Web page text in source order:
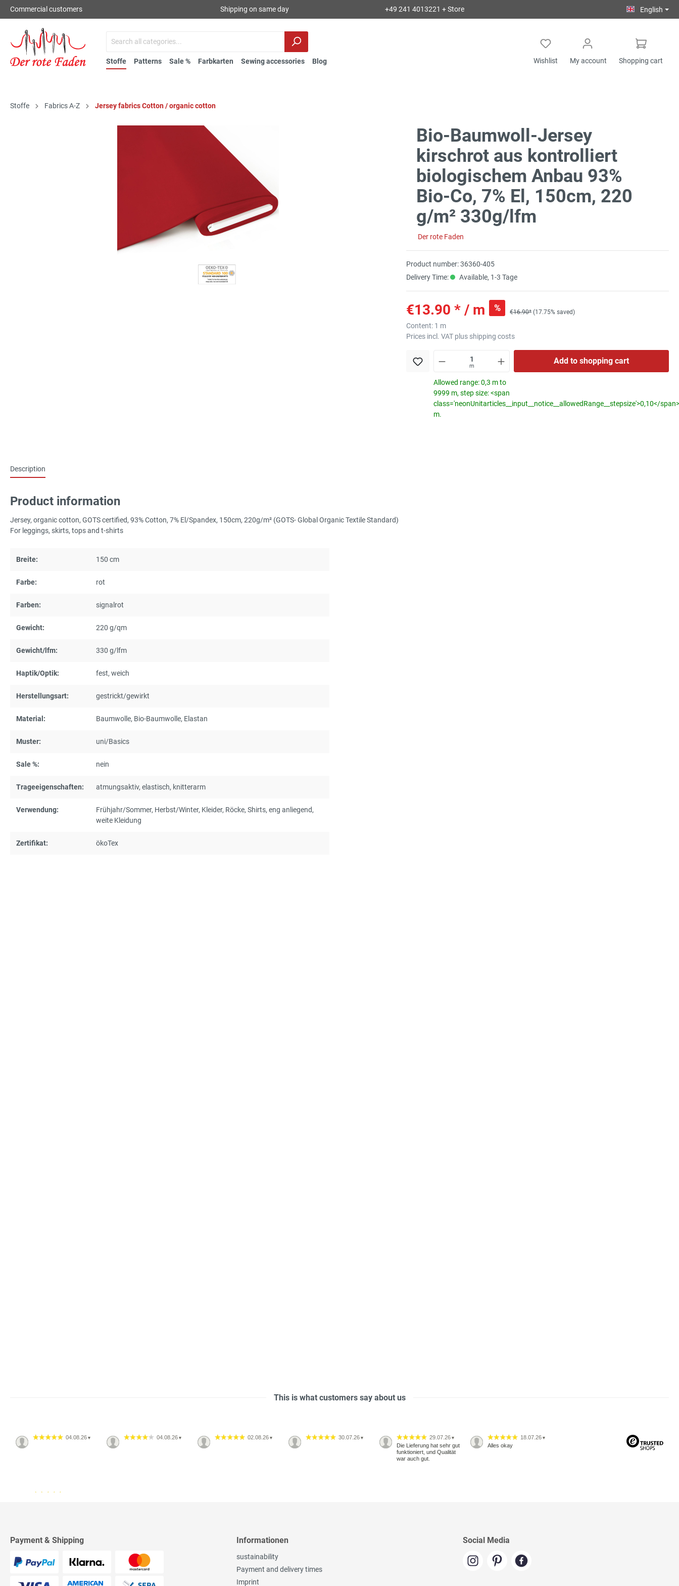
Commercial customers Shipping on same day +49 241 4013221 + Store English
Stoffe Patterns Sale % Farbkarten Sewing accessories Blog Wishlist My account Shopping cart
Stoffe Fabrics A-Z Jersey fabrics Cotton / organic cotton
Bio-Baumwoll-Jersey
kirschrot aus kontrolliert
biologischem Anbau 93%
Bio-Co, 7% El, 150cm, 220
g/m² 330g/lfm
Der rote Faden
Product number:36360-405
Delivery Time:
Available, 1-3 Tage
€13.90 * / m % €16.90* (17.75% saved)
Content: 1 m
Prices incl. VAT plus shipping costs
m
Add to shopping cart
Allowed range: 0,3 m to
9999 m, step size: <span
class='neonUnitarticles__input__notice__allowedRange__stepsize'>0,10</span>
m.
Description
Product information
Jersey, organic cotton, GOTS certified, 93% Cotton, 7% El/Spandex, 150cm, 220g/m² (GOTS- Global Organic Textile Standard)
For leggings, skirts, tops and t-shirts
Breite: 150 cm
Farbe: rot
Farben: signalrot
Gewicht: 220 g/qm
Gewicht/lfm: 330 g/lfm
Haptik/Optik: fest, weich
Herstellungsart: gestrickt/gewirkt
Material: Baumwolle, Bio-Baumwolle, Elastan
Muster: uni/Basics
Sale %: nein
Trageeigenschaften: atmungsaktiv, elastisch, knitterarm
Verwendung: Frühjahr/Sommer, Herbst/Winter, Kleider, Röcke, Shirts, eng anliegend,
weite Kleidung
Zertifikat: ökoTex
This is what customers say about us
04.08.26 ▼ 04.08.26 ▼ 02.08.26 ▼ 30.07.26 ▼ 29.07.26 ▼
Die Lieferung hat sehr gut
funktioniert, und Qualität
war auch gut.
18.07.26 ▼
Alles okay
Payment & Shipping Informationen
sustainability
Payment and delivery times
Imprint
Social Media